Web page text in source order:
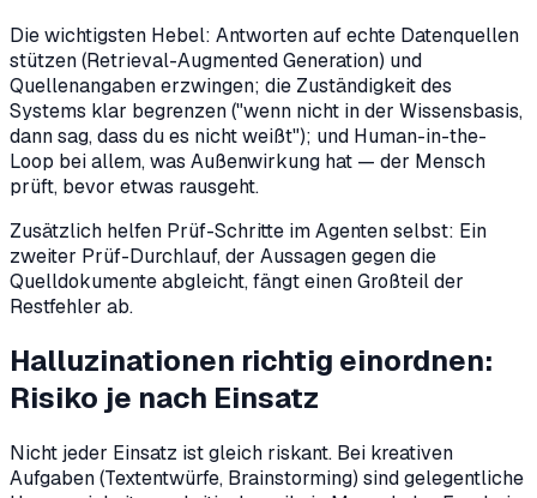
Die wichtigsten Hebel: Antworten auf echte Datenquellen
stützen (Retrieval-Augmented Generation) und
Quellenangaben erzwingen; die Zuständigkeit des
Systems klar begrenzen ("wenn nicht in der Wissensbasis,
dann sag, dass du es nicht weißt"); und Human-in-the-
Loop bei allem, was Außenwirkung hat — der Mensch
prüft, bevor etwas rausgeht.
Zusätzlich helfen Prüf-Schritte im Agenten selbst: Ein
zweiter Prüf-Durchlauf, der Aussagen gegen die
Quelldokumente abgleicht, fängt einen Großteil der
Restfehler ab.
Halluzinationen richtig einordnen:
Risiko je nach Einsatz
Nicht jeder Einsatz ist gleich riskant. Bei kreativen
Aufgaben (Textentwürfe, Brainstorming) sind gelegentliche